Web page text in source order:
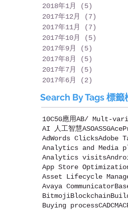
2018年1月
(5)
2017年12月
(7)
2017年11月
(7)
2017年10月
(5)
2017年9月
(5)
2017年8月
(5)
2017年7月
(5)
2017年6月
(2)
Search By Tags 標籤
10C5G應用AB/ Mult-
AI 人工智慧ASOASSG
AdWords ClicksAdobe
Analytics and Media
Analytics visits
App Store
Asset Lifecycle
Avaya Communicator
BitmojiBlockchain
Buying processCADCMA